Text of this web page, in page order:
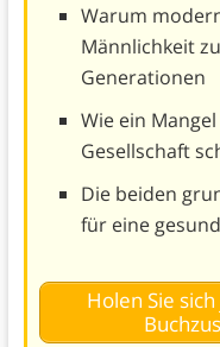
Warum
Männlichkeit
Generationen
Wie ein
Gesellschaft
Die beiden
für eine
Holen Sie